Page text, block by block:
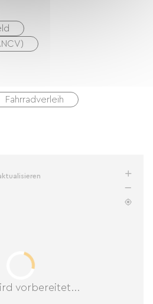
Fahrradverleih
vorbereitet...